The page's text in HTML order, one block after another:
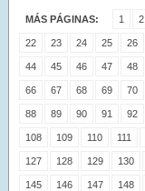
MÁS PÁGINAS: 1 2
22 23 24 25 26
44 45 46 47 48
66 67 68 69 70
88 89 90 91 92
108 109 110 111
127 128 129 130
145 146 147 148